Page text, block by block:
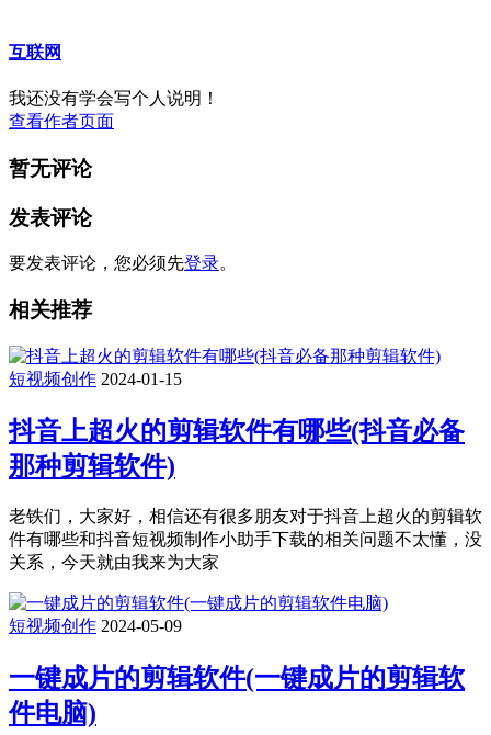
互联网
我还没有学会写个人说明！
查看作者页面
暂无评论
发表评论
要发表评论，您必须先登录。
相关推荐
短视频创作 2024-01-15
抖音上超火的剪辑软件有哪些(抖音必备
那种剪辑软件)
老铁们，大家好，相信还有很多朋友对于抖音上超火的剪辑软
件有哪些和抖音短视频制作小助手下载的相关问题不太懂，没
关系，今天就由我来为大家
短视频创作 2024-05-09
一键成片的剪辑软件(一键成片的剪辑软
件电脑)